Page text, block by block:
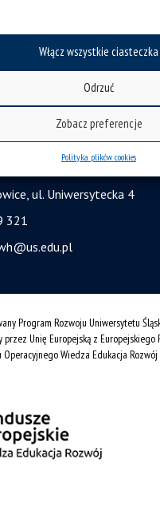
Włącz wszystkie ciasteczka
Odrzuć
Zobacz preferencje
Polityka plików cookies
o Kulturze
ul. Uniwersytecka 4
321
Program Rozwoju Uniwersytetu
przez Unię Europejską z Europejskiego
Wiedza Edukacja